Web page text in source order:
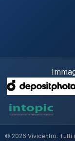
© 2026 Vivicentro. Tutti